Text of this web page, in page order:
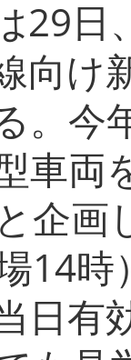
29日
向け
。今
車両
企画
14
日有